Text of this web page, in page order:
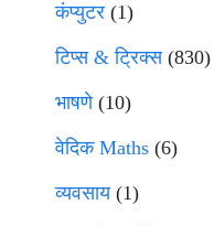
कंप्युटर (1)
टिप्स & ट्रिक्स(830)
भाषणे(10)
वेदिक Maths (6)
व्यवसाय(1)